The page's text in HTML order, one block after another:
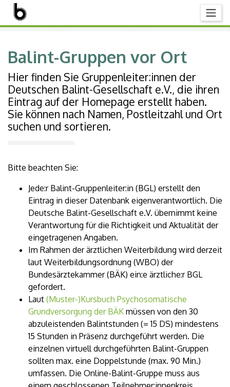
Balint-Gruppen vor Ort
Hier finden Sie Gruppenleiter:innen der
Deutschen Balint-Gesellschaft e.V., die ihren
Eintrag auf der Homepage erstellt haben.
Sie können nach Namen, Postleitzahl und Ort
suchen und sortieren.
Bitte beachten Sie:
Jede:r Balint-Gruppenleiter:in (BGL) erstellt den
Eintrag in dieser Datenbank eigenverantwortlich. Die
Deutsche Balint-Gesellschaft e.V. übernimmt keine
Verantwortung für die Richtigkeit und Aktualität der
eingetragenen Angaben.
Im Rahmen der ärztlichen Weiterbildung wird derzeit
laut Weiterbildungsordnung (WBO) der
Bundesärztekammer (BÄK) ein:e ärztliche:r BGL
gefordert.
Laut (Muster-)Kursbuch Psychosomatische
Grundversorgung der BÄK müssen von den 30
abzuleistenden Balintstunden (= 15 DS) mindestens
15 Stunden in Präsenz durchgeführt werden. Die
einzelnen virtuell durchgeführten Balint-Gruppen
sollten max. eine Doppelstunde (max. 90 Min.)
umfassen. Die Online-Balint-Gruppe muss aus